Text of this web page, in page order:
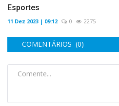
Esportes
11 Dez 2023 | 09:12 0 2275
COMENTÁRIOS (0)